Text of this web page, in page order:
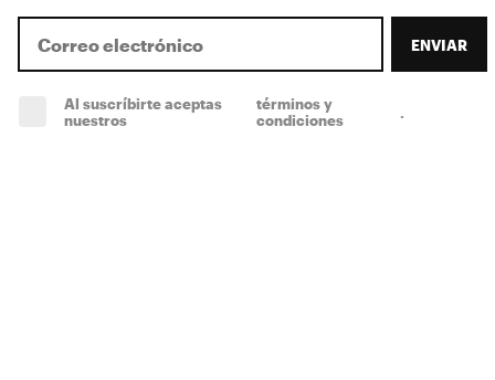
ENVIAR
Al suscríbirte aceptas
nuestros
términos y
condiciones